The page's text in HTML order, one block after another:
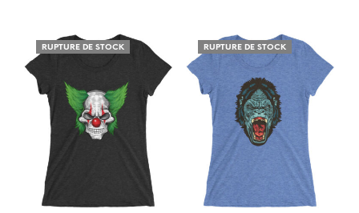
RUPTURE DE STOCK RUPTURE DE STOCK